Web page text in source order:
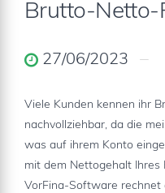
Brutto-Netto-
27/06/2023
Viele Kunden kennen ihr
nachvollziehbar, da die
was auf ihrem Konto
mit dem Nettogehalt Ihres
VorFina-Software